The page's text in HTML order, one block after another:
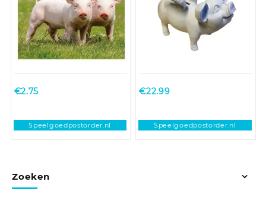
€2.75
Speelgoedpostorder.nl
€22.99
Speelgoedpostorder.nl
Zoeken